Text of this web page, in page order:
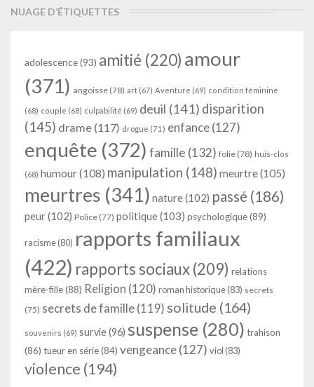
NUAGE D’ÉTIQUETTES
adolescence(93) amitié (220) amour
(371) angoisse (78) art (67) Aventure (69) condition féminine
(68) couple (68) culpabilité (69) deuil (141) disparition
(145) drame (117) drogue (71) enfance(127)
enquête (372) famille (132) folie (78) huis-clos
(68) humour(108) manipulation (148) meurtre(105)
meurtres (341) nature(102) passé (186)
peur(102) Police (77) politique(103) psychologique(89)
racisme (80) rapports familiaux
(422) rapports sociaux(209) relations
mère-fille(88) Religion (120) roman historique(83) secrets
(75) secrets de famille (119) solitude (164)
souvenirs (69) survie(96) suspense (280) trahison
(86) tueur en série(84) vengeance(127) viol (83)
violence (194)